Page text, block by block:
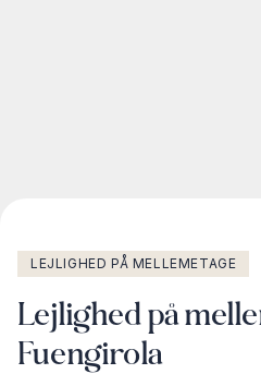
LEJLIGHED PÅ MELLEMETAGE
Lejlighed på
Fuengirola